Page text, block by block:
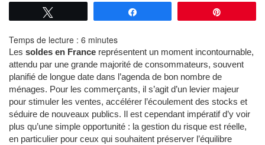
Temps de lecture : 6 minutes
Les soldes en France représentent un moment incontournable,
attendu par une grande majorité de consommateurs, souvent
planifié de longue date dans l’agenda de bon nombre de
ménages. Pour les commerçants, il s’agit d’un levier majeur
pour stimuler les ventes, accélérer l’écoulement des stocks et
séduire de nouveaux publics. Il est cependant impératif d’y voir
plus qu’une simple opportunité : la gestion du risque est réelle,
en particulier pour ceux qui souhaitent préserver l’équilibre